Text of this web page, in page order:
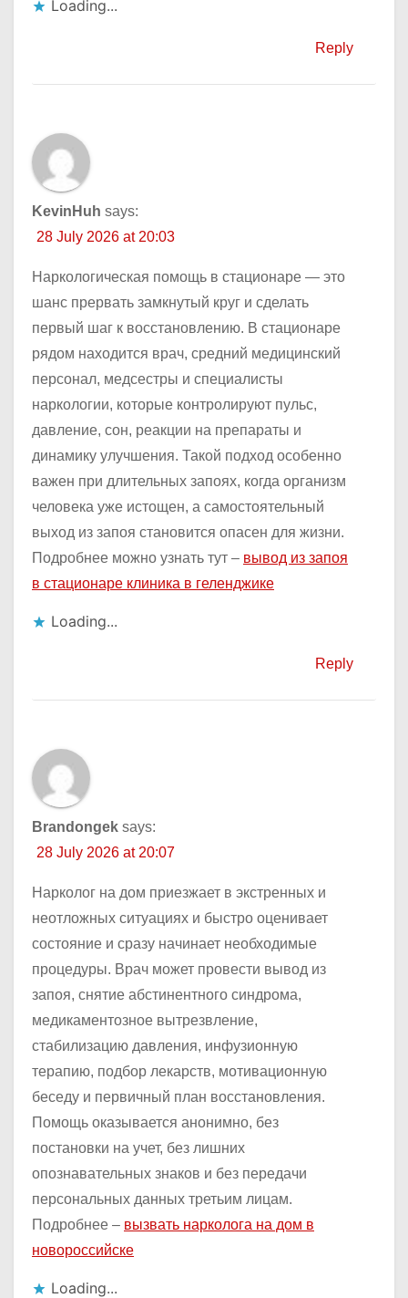
Loading...
Reply
KevinHuh says:
28 July 2026 at 20:03
Наркологическая помощь в стационаре — это
шанс прервать замкнутый круг и сделать
первый шаг к восстановлению. В стационаре
рядом находится врач, средний медицинский
персонал, медсестры и специалисты
наркологии, которые контролируют пульс,
давление, сон, реакции на препараты и
динамику улучшения. Такой подход особенно
важен при длительных запоях, когда организм
человека уже истощен, а самостоятельный
выход из запоя становится опасен для жизни.
Подробнее можно узнать тут – вывод из запоя
в стационаре клиника в геленджике
Loading...
Reply
Brandongek says:
28 July 2026 at 20:07
Нарколог на дом приезжает в экстренных и
неотложных ситуациях и быстро оценивает
состояние и сразу начинает необходимые
процедуры. Врач может провести вывод из
запоя, снятие абстинентного синдрома,
медикаментозное вытрезвление,
стабилизацию давления, инфузионную
терапию, подбор лекарств, мотивационную
беседу и первичный план восстановления.
Помощь оказывается анонимно, без
постановки на учет, без лишних
опознавательных знаков и без передачи
персональных данных третьим лицам.
Подробнее – вызвать нарколога на дом в
новороссийске
Loading...